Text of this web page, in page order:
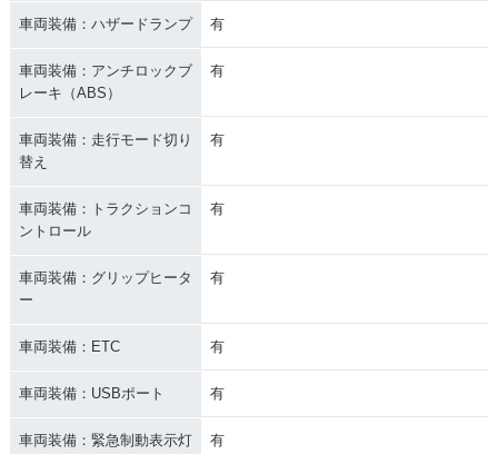
車両装備：ハザードランプ 有
車両装備：アンチロックブ
レーキ（ABS）
有
車両装備：走行モード切り
替え
有
車両装備：トラクションコ
ントロール
有
車両装備：グリップヒータ
ー
有
車両装備：ETC 有
車両装備：USBポート 有
車両装備：緊急制動表示灯 有